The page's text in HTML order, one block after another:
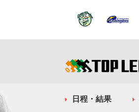
日程・結果